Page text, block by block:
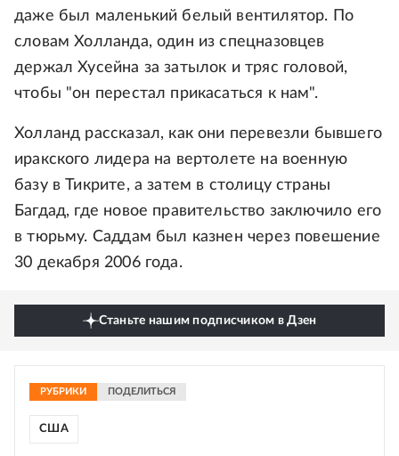
даже был маленький белый вентилятор. По
словам Холланда, один из спецназовцев
держал Хусейна за затылок и тряс головой,
чтобы "он перестал прикасаться к нам".
Холланд рассказал, как они перевезли бывшего
иракского лидера на вертолете на военную
базу в Тикрите, а затем в столицу страны
Багдад, где новое правительство заключило его
в тюрьму. Саддам был казнен через повешение
30 декабря 2006 года.
Станьте нашим подписчиком в Дзен
РУБРИКИ ПОДЕЛИТЬСЯ
США